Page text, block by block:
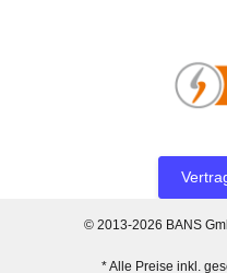
© 2013-2026 BANS
* Alle Preise inkl.